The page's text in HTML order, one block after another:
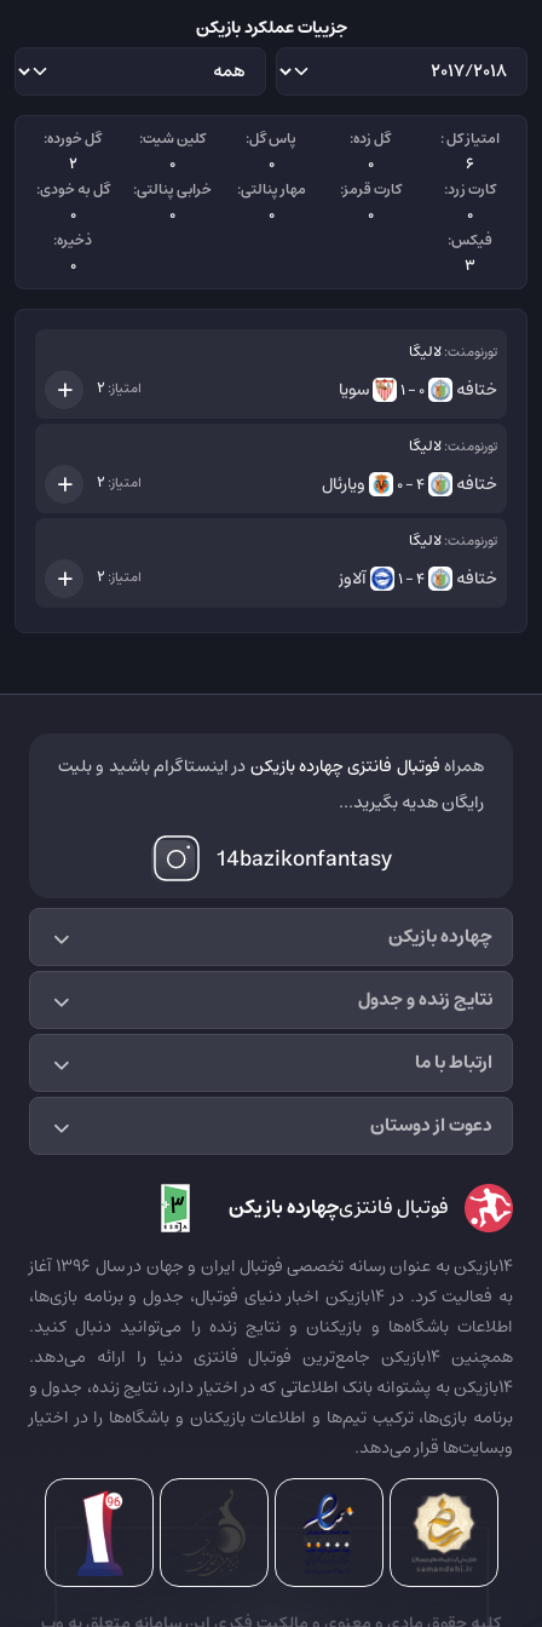
جزییات عملکرد بازیکن
امتیاز کل :
6
گل زده:
0
پاس گل:
0
کلین شیت:
0
گل خورده:
2
کارت زرد:
0
کارت قرمز:
0
مهار پنالتی:
0
خرابی پنالتی:
0
گل به خودی:
0
فیکس:
3
ذخیره:
0
تورنومنت:لالیگا
ختافه 0 - 1 سویا امتیاز: 2
تورنومنت:لالیگا
ختافه 4 - 0 ویارئال امتیاز: 2
تورنومنت:لالیگا
ختافه 4 - 1 آلاوز امتیاز: 2
چهارده بازیکن
نتایج زنده و جدول
ارتباط با ما
دعوت از دوستان
همراهفوتبال فانتزی چهارده بازیکندر اینستاگرام باشید و بلیت
رایگان هدیه بگیرید...
14bazikonfantasy
فوتبال فانتزیچهارده بازیکن
14بازیکن به عنوان رسانه تخصصی فوتبال ایران و جهان در سال 1396 آغاز
به فعالیت کرد. در 14بازیکن اخبار دنیای فوتبال، جدول و برنامه بازی‌ها،
اطلاعات باشگاه‌ها و بازیکنان و نتایج زنده را می‌توانید دنبال کنید.
همچنین 14بازیکن جامع‌ترین فوتبال فانتزی دنیا را ارائه می‌دهد.
14بازیکن به پشتوانه بانک اطلاعاتی که در اختیار دارد، نتایج زنده، جدول و
برنامه بازی‌ها، ترکیب تیم‌ها و اطلاعات بازیکنان و باشگاه‌ها را در اختیار
وبسایت‌ها قرار می‌دهد.